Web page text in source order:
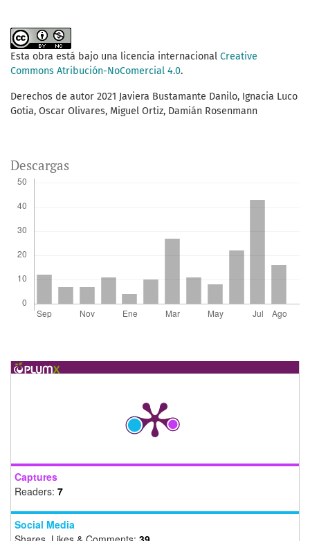
Esta obra está bajo una licencia internacional Creative
Commons Atribución-NoComercial 4.0.
Derechos de autor 2021 Javiera Bustamante Danilo, Ignacia Luco
Gotia, Oscar Olivares, Miguel Ortiz, Damián Rosenmann
Descargas
Captures
Readers: 7
Social Media